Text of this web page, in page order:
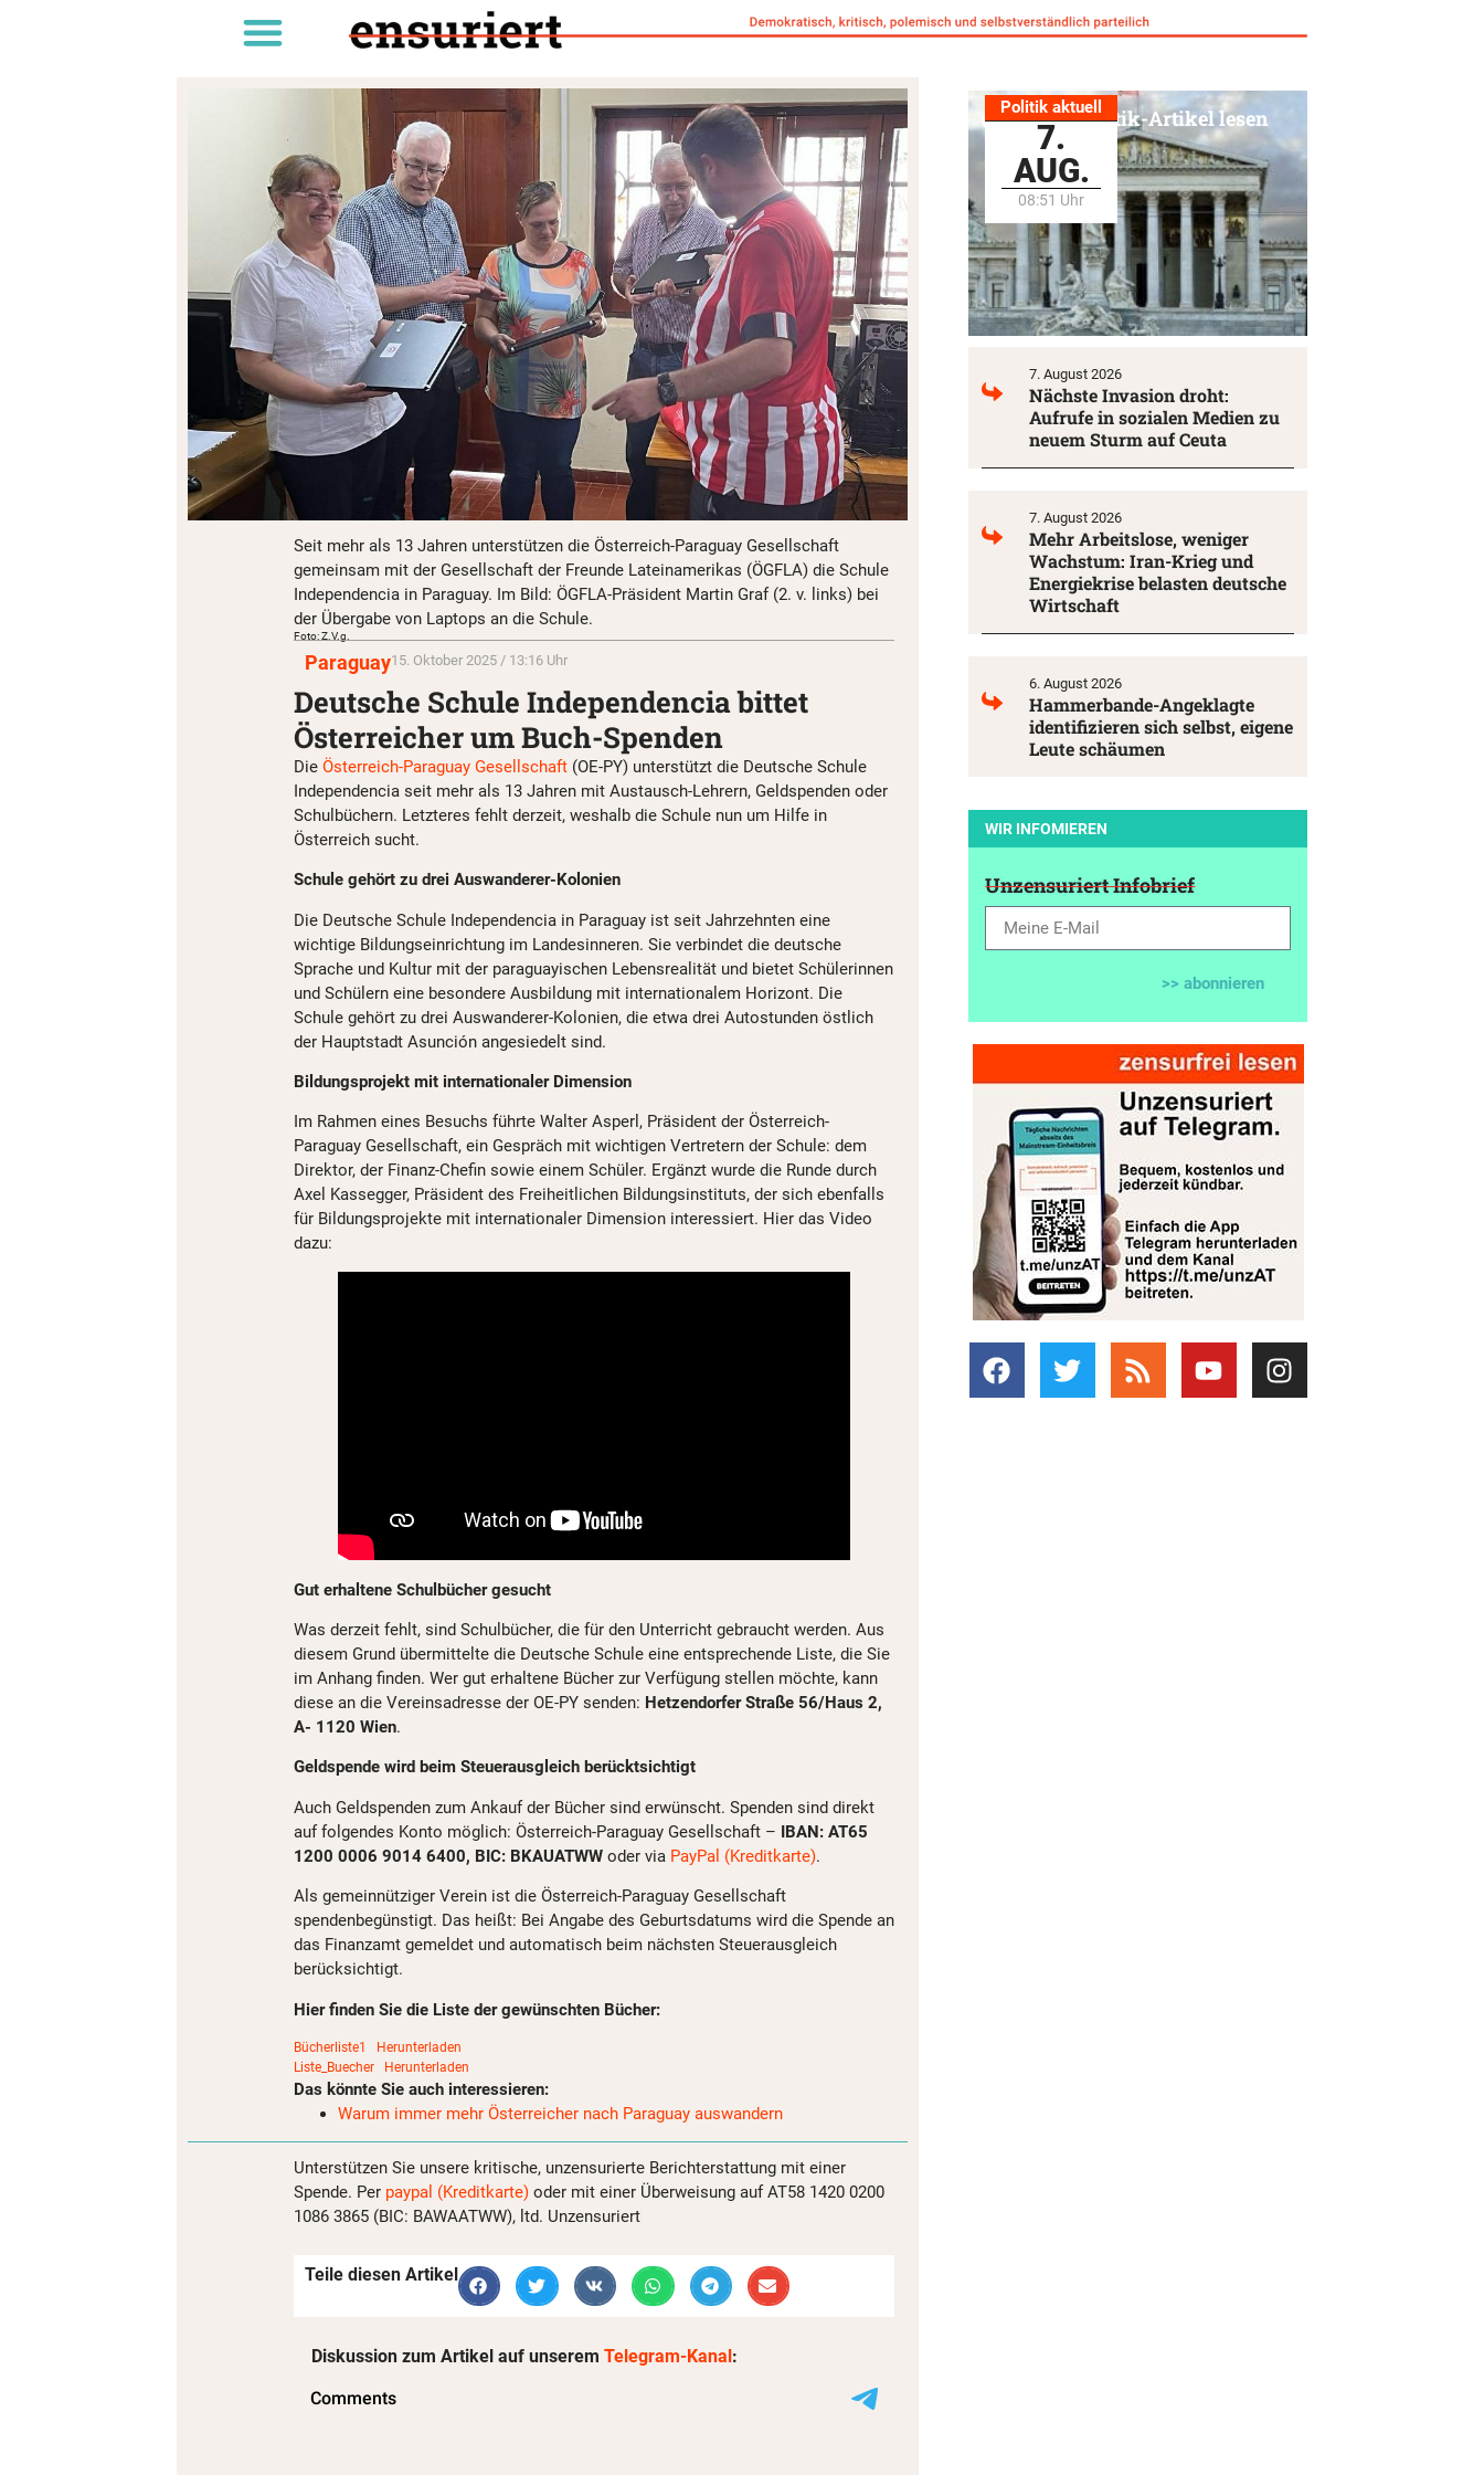
Seit mehr als 13 Jahren unterstützen die Österreich-Paraguay Gesellschaft
gemeinsam mit der Gesellschaft der Freunde Lateinamerikas (ÖGFLA) die Schule
Independencia in Paraguay. Im Bild: ÖGFLA-Präsident Martin Graf (2. v. links) bei
der Übergabe von Laptops an die Schule.
Foto: Z.V.g.
Paraguay15. Oktober 2025 / 13:16 Uhr
Deutsche Schule Independencia bittet
Österreicher um Buch-Spenden
Die Österreich-Paraguay Gesellschaft (OE-PY) unterstützt die Deutsche Schule
Independencia seit mehr als 13 Jahren mit Austausch-Lehrern, Geldspenden oder
Schulbüchern. Letzteres fehlt derzeit, weshalb die Schule nun um Hilfe in
Österreich sucht.
Schule gehört zu drei Auswanderer-Kolonien
Die Deutsche Schule Independencia in Paraguay ist seit Jahrzehnten eine
wichtige Bildungseinrichtung im Landesinneren. Sie verbindet die deutsche
Sprache und Kultur mit der paraguayischen Lebensrealität und bietet Schülerinnen
und Schülern eine besondere Ausbildung mit internationalem Horizont. Die
Schule gehört zu drei Auswanderer-Kolonien, die etwa drei Autostunden östlich
der Hauptstadt Asunción angesiedelt sind.
Bildungsprojekt mit internationaler Dimension
Im Rahmen eines Besuchs führte Walter Asperl, Präsident der Österreich-
Paraguay Gesellschaft, ein Gespräch mit wichtigen Vertretern der Schule: dem
Direktor, der Finanz-Chefin sowie einem Schüler. Ergänzt wurde die Runde durch
Axel Kassegger, Präsident des Freiheitlichen Bildungsinstituts, der sich ebenfalls
für Bildungsprojekte mit internationaler Dimension interessiert. Hier das Video
dazu:
Gut erhaltene Schulbücher gesucht
Was derzeit fehlt, sind Schulbücher, die für den Unterricht gebraucht werden. Aus
diesem Grund übermittelte die Deutsche Schule eine entsprechende Liste, die Sie
im Anhang finden. Wer gut erhaltene Bücher zur Verfügung stellen möchte, kann
diese an die Vereinsadresse der OE-PY senden: Hetzendorfer Straße 56/Haus 2,
A- 1120 Wien.
Geldspende wird beim Steuerausgleich berücktsichtigt
Auch Geldspenden zum Ankauf der Bücher sind erwünscht. Spenden sind direkt
auf folgendes Konto möglich: Österreich-Paraguay Gesellschaft – IBAN: AT65
1200 0006 9014 6400, BIC: BKAUATWW oder via PayPal (Kreditkarte).
Als gemeinnütziger Verein ist die Österreich-Paraguay Gesellschaft
spendenbegünstigt. Das heißt: Bei Angabe des Geburtsdatums wird die Spende an
das Finanzamt gemeldet und automatisch beim nächsten Steuerausgleich
berücksichtigt.
Hier finden Sie die Liste der gewünschten Bücher:
Bücherliste1
Herunterladen
Liste_Buecher
Herunterladen
Das könnte Sie auch interessieren:
Warum immer mehr Österreicher nach Paraguay auswandern
Unterstützen Sie unsere kritische, unzensurierte Berichterstattung mit einer
Spende. Per paypal (Kreditkarte) oder mit einer Überweisung auf AT58 1420 0200
1086 3865 (BIC: BAWAATWW), ltd. Unzensuriert
Teile diesen Artikel
Diskussion zum Artikel auf unserem Telegram-Kanal:
Politik aktuell
7.
AUG.
08:51 Uhr
Alle Politik-Artikel lesen
7. August 2026
Nächste Invasion droht:
Aufrufe in sozialen Medien zu
neuem Sturm auf Ceuta
7. August 2026
Mehr Arbeitslose, weniger
Wachstum: Iran-Krieg und
Energiekrise belasten deutsche
Wirtschaft
6. August 2026
Hammerbande-Angeklagte
identifizieren sich selbst, eigene
Leute schäumen
WIR INFOMIEREN
Unzensuriert Infobrief
>> abonnieren